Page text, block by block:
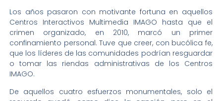
Los años pasaron con motivante fortuna en aquellos
Centros Interactivos Multimedia IMAGO hasta que el
crimen organizado, en 2010, marcó un primer
confinamiento personal. Tuve que creer, con bucólica fe,
que los líderes de las comunidades podrían resguardar
o tomar las riendas administrativas de los Centros
IMAGO.
De aquellos cuatro esfuerzos monumentales, solo el